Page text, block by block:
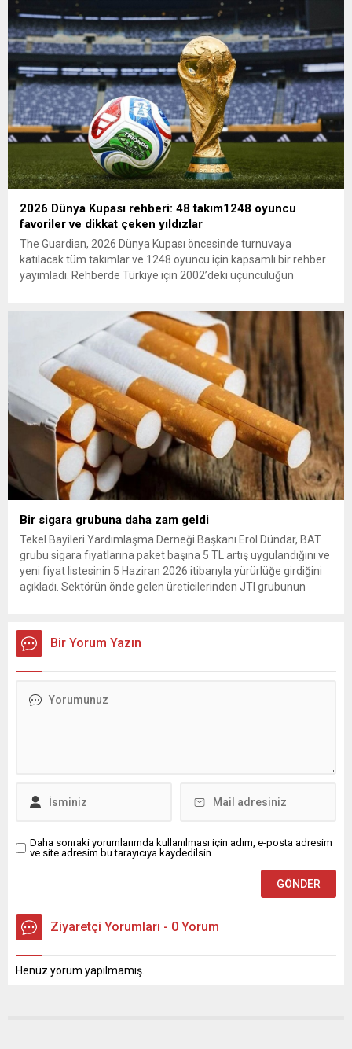
olun. Türkiye’yi...
2026 Dünya Kupası rehberi: 48 takım1248 oyuncu
favoriler ve dikkat çeken yıldızlar
The Guardian, 2026 Dünya Kupası öncesinde turnuvaya
katılacak tüm takımlar ve 1248 oyuncu için kapsamlı bir rehber
yayımladı. Rehberde Türkiye için 2002’deki üçüncülüğün
yaratmaya hazır” olarak değerlendirildi. A Milli Takım’ın yıldızı
Arda Güler gösterildi. The...
Bir sigara grubuna daha zam geldi
Tekel Bayileri Yardımlaşma Derneği Başkanı Erol Dündar, BAT
grubu sigara fiyatlarına paket başına 5 TL artış uygulandığını ve
yeni fiyat listesinin 5 Haziran 2026 itibarıyla yürürlüğe girdiğini
açıkladı. Sektörün önde gelen üreticilerinden JTI grubunun
Yardımlaşma...
Bir Yorum Yazın
Daha sonraki yorumlarımda kullanılması için adım, e-posta adresim
ve site adresim bu tarayıcıya kaydedilsin.
Ziyaretçi Yorumları - 0 Yorum
Henüz yorum yapılmamış.